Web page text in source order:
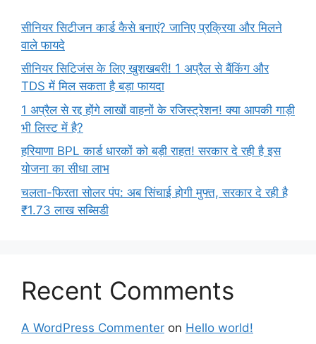
सीनियर सिटीजन कार्ड कैसे बनाएं? जानिए प्रक्रिया और मिलने
वाले फायदे
सीनियर सिटिजंस के लिए खुशखबरी! 1 अप्रैल से बैंकिंग और
TDS में मिल सकता है बड़ा फायदा
1 अप्रैल से रद्द होंगे लाखों वाहनों के रजिस्ट्रेशन! क्या आपकी गाड़ी
भी लिस्ट में है?
हरियाणा BPL कार्ड धारकों को बड़ी राहत! सरकार दे रही है इस
योजना का सीधा लाभ
चलता-फिरता सोलर पंप: अब सिंचाई होगी मुफ्त, सरकार दे रही है
₹1.73 लाख सब्सिडी
Recent Comments
A WordPress Commenter on Hello world!